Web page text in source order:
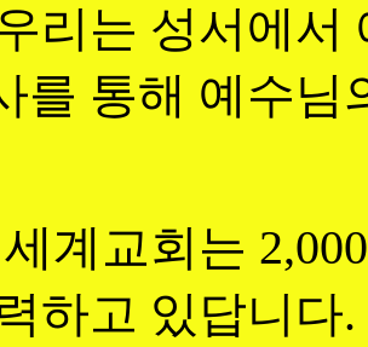
리는 성서에서
를 통해 예수님
계교회는
하고 있답니다